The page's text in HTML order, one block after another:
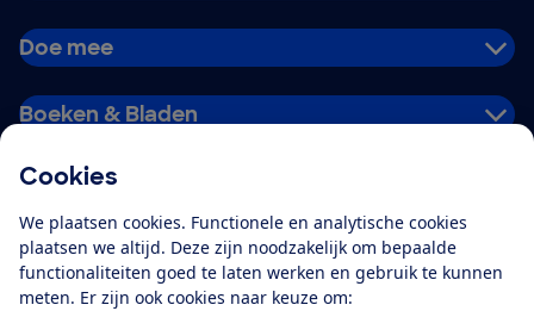
Cookies
We plaatsen cookies. Functionele en analytische cookies
plaatsen we altijd. Deze zijn noodzakelijk om bepaalde
functionaliteiten goed te laten werken en gebruik te kunnen
meten. Er zijn ook cookies naar keuze om:
Doe mee
Boeken & Bladen
Alles over de